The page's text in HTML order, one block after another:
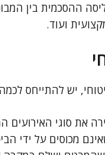
ההסכמית בין
ועוד.
יש להתייחס
את סוגי האירועים
מכוסים על ידי